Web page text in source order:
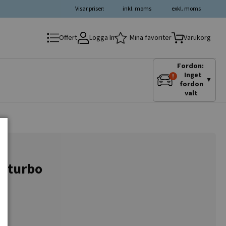
exkl. moms
inkl. moms
Visar priser:
Offert Logga In Mina favoriter Varukorg
Fordon:
Inget
fordon
valt
▼
turbo